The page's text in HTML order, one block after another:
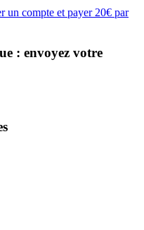
un compte et payer 20€ par
: envoyez votre